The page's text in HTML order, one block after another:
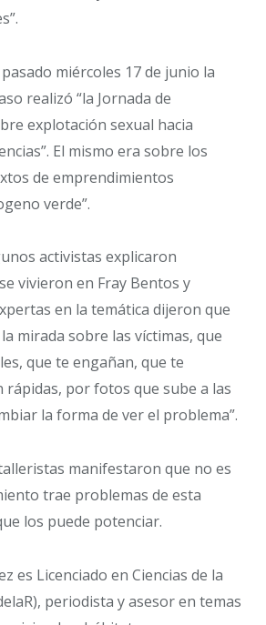
miércoles 17 de junio la
realizó “la Jornada de
explotación sexual hacia
El mismo era sobre los
de emprendimientos
verde”.
activistas explicaron
vivieron en Fray Bentos y
en la temática dijeron que
mirada sobre las víctimas, que
que te engañan, que te
rápidas, por fotos que sube a las
la forma de ver el problema”.
manifestaron que no es
trae problemas de esta
los puede potenciar.
es Licenciado en Ciencias de la
periodista y asesor en temas